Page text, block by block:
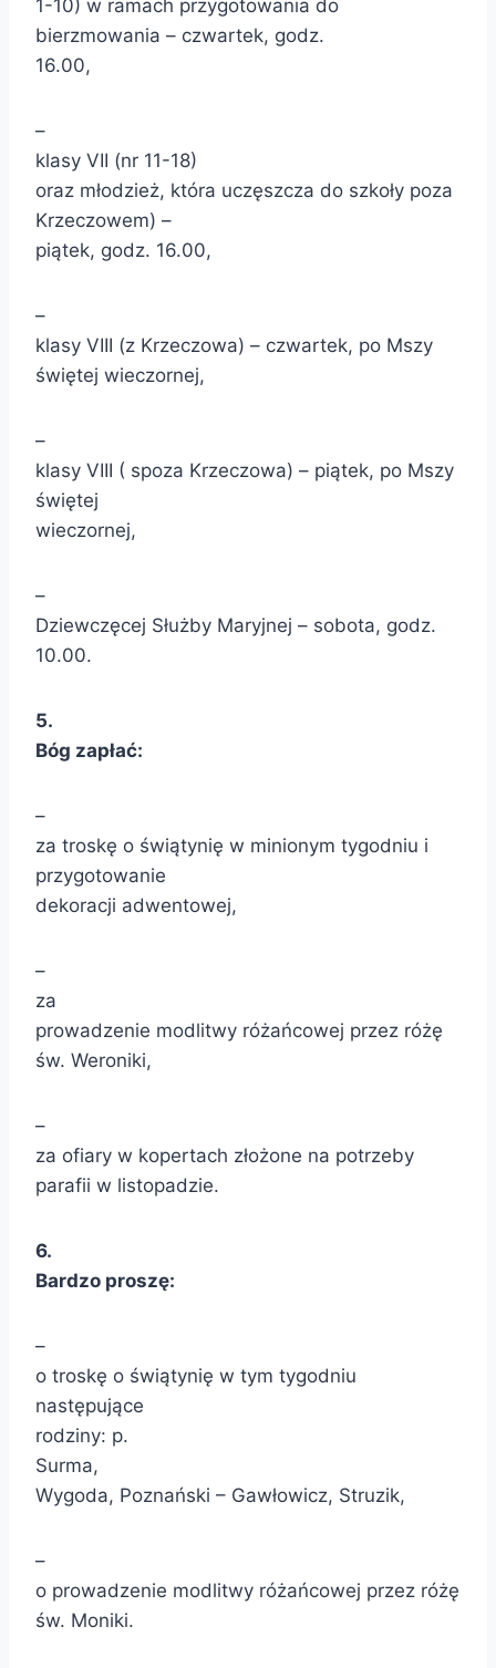
1-10) w ramach przygotowania do
bierzmowania – czwartek, godz.
16.00,
–
klasy VII (nr 11-18)
oraz młodzież, która uczęszcza do szkoły poza
Krzeczowem) –
piątek, godz. 16.00,
–
klasy VIII (z Krzeczowa) – czwartek, po Mszy
świętej wieczornej,
–
klasy VIII ( spoza Krzeczowa) – piątek, po Mszy
świętej
wieczornej,
–
Dziewczęcej Służby Maryjnej – sobota, godz.
10.00.
5.
Bóg zapłać:
–
za troskę o świątynię w minionym tygodniu i
przygotowanie
dekoracji adwentowej,
–
za
prowadzenie modlitwy różańcowej przez różę
św. Weroniki,
–
za ofiary w kopertach złożone na potrzeby
parafii w listopadzie.
6.
Bardzo proszę:
–
o troskę o świątynię w tym tygodniu
następujące
rodziny: p.
Surma,
Wygoda, Poznański – Gawłowicz, Struzik,
–
o prowadzenie modlitwy różańcowej przez różę
św. Moniki.